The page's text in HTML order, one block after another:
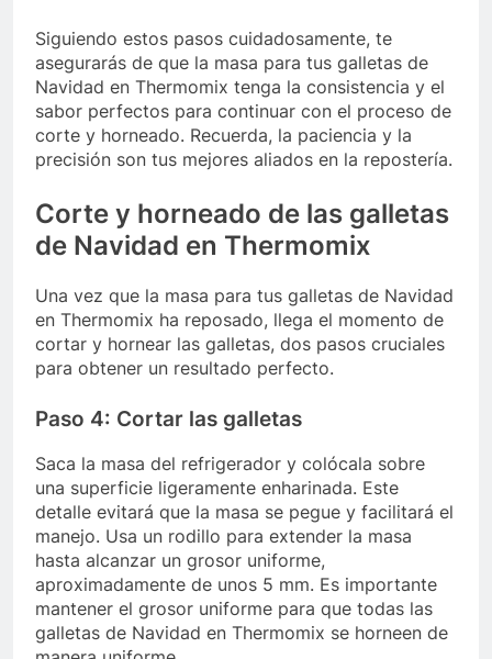
Siguiendo estos pasos cuidadosamente, te
asegurarás de que la masa para tus galletas de
Navidad en Thermomix tenga la consistencia y el
sabor perfectos para continuar con el proceso de
corte y horneado. Recuerda, la paciencia y la
precisión son tus mejores aliados en la repostería.
Corte y horneado de las galletas
de Navidad en Thermomix
Una vez que la masa para tus galletas de Navidad
en Thermomix ha reposado, llega el momento de
cortar y hornear las galletas, dos pasos cruciales
para obtener un resultado perfecto.
Paso 4: Cortar las galletas
Saca la masa del refrigerador y colócala sobre
una superficie ligeramente enharinada. Este
detalle evitará que la masa se pegue y facilitará el
manejo. Usa un rodillo para extender la masa
hasta alcanzar un grosor uniforme,
aproximadamente de unos 5 mm. Es importante
mantener el grosor uniforme para que todas las
galletas de Navidad en Thermomix se horneen de